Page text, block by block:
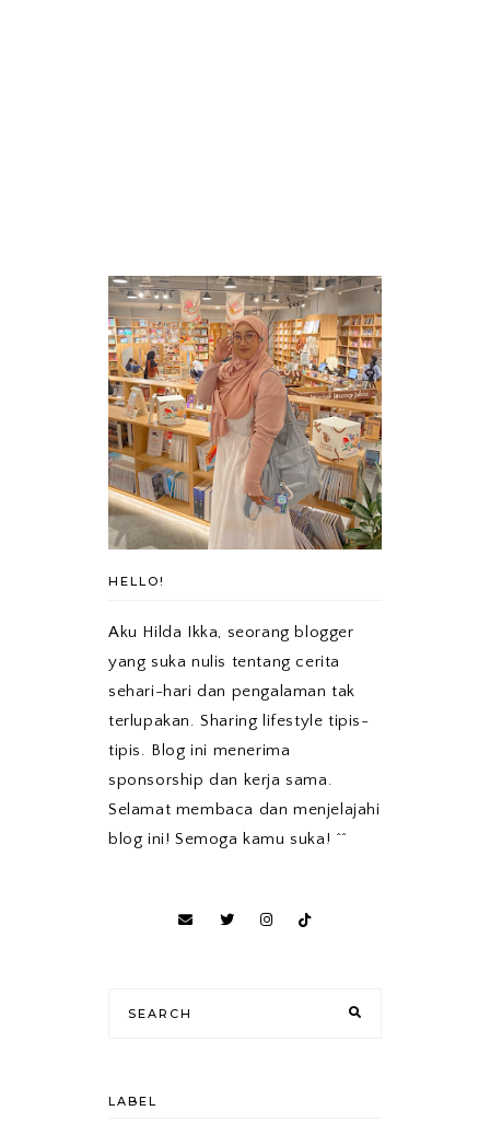
HELLO!
Aku Hilda Ikka, seorang blogger
yang suka nulis tentang cerita
sehari-hari dan pengalaman tak
terlupakan. Sharing lifestyle tipis-
tipis. Blog ini menerima
sponsorship dan kerja sama.
Selamat membaca dan menjelajahi
blog ini! Semoga kamu suka! ^^
LABEL